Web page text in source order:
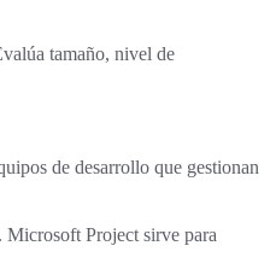
tamaño, nivel de
de desarrollo que gestionan
Microsoft Project sirve para